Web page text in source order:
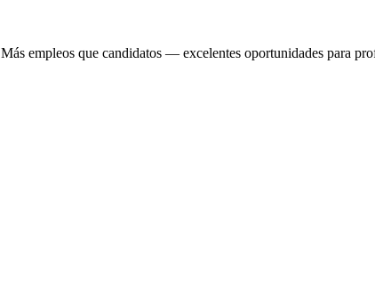
Más empleos que candidatos — excelentes oportunidades para